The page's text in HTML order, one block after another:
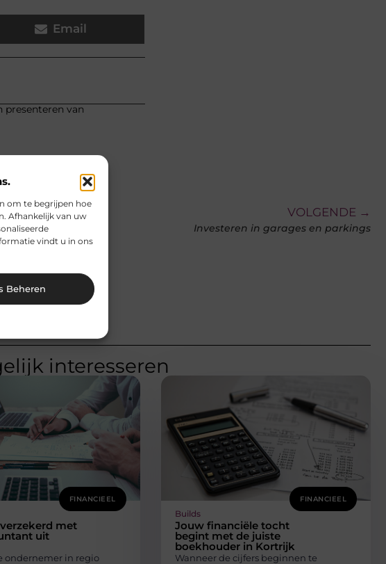
om te begrijpen hoe
Afhankelijk van uw
vindt u in ons
Beheren
Email
van
VOLGENDE →
Investeren in garages en parkings
interesseren
FINANCIEEL
met
uit
ondernemer in regio
FINANCIEEL
Builds
Jouw financiële tocht
begint met de juiste
boekhouder in Kortrijk
Wanneer de cijfers beginnen te